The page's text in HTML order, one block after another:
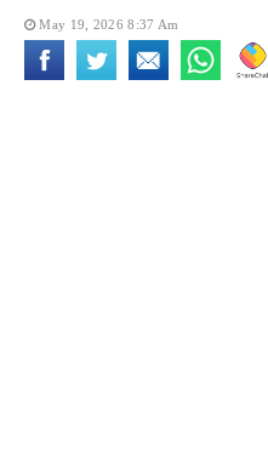
May 19, 2026 8:37 Am